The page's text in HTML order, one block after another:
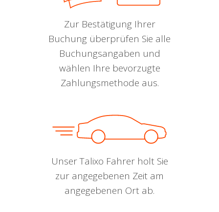
Zur Bestätigung Ihrer
Buchung überprüfen Sie alle
Buchungsangaben und
wählen Ihre bevorzugte
Zahlungsmethode aus.
Unser Talixo Fahrer holt Sie
zur angegebenen Zeit am
angegebenen Ort ab.